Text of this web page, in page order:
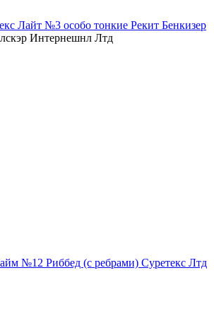
Лайт №3 особо тонкие Рекит Бенкизер
Интернешнл Лтд
№12 Риббед (с ребрами) Суретекс Лтд